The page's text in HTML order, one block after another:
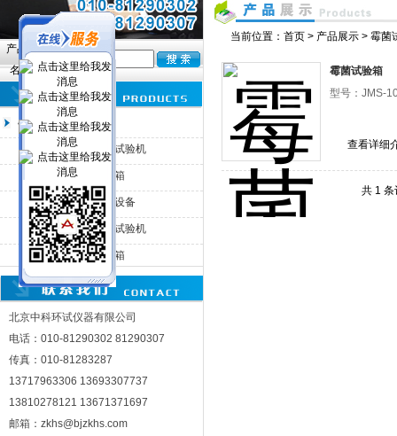
北京中科环试仪器有限公司
产品
名:
霉菌试验箱
JMS-100交变霉菌试验机
JMS-225霉菌试验箱
JMS-500霉菌试验设备
JMS-800霉菌测试试验机
JMS-010霉菌试验箱
北京中科环试仪器有限公司
电话：010-81290302 81290307
传真：010-81283287
13717963306 13693307737
13810278121 13671371697
邮箱：zkhs@bjzkhs.com
当前位置： 首页 > 产品展示 > 霉菌
霉菌试验箱
型号：JMS-
查看详细
共 1